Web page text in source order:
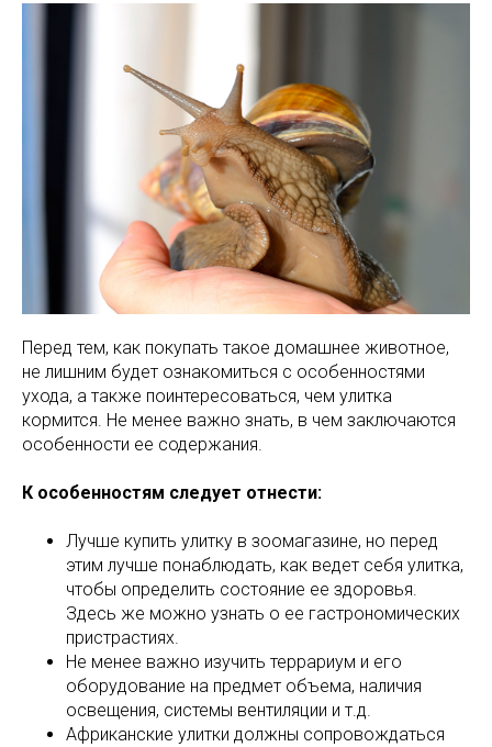
Перед тем, как покупать такое домашнее животное,
не лишним будет ознакомиться с особенностями
ухода, а также поинтересоваться, чем улитка
кормится. Не менее важно знать, в чем заключаются
особенности ее содержания.
К особенностям следует отнести:
Лучше купить улитку в зоомагазине, но перед
этим лучше понаблюдать, как ведет себя улитка,
чтобы определить состояние ее здоровья.
Здесь же можно узнать о ее гастрономических
пристрастиях.
Не менее важно изучить террариум и его
оборудование на предмет объема, наличия
освещения, системы вентиляции и т.д.
Африканские улитки должны сопровождаться